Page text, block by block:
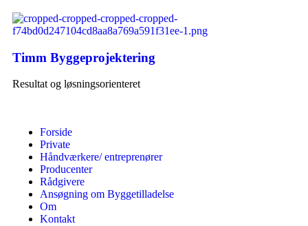
Timm Byggeprojektering
Resultat og løsningsorienteret
Forside
Private
Håndværkere/ entreprenører
Producenter
Rådgivere
Ansøgning om Byggetilladelse
Om
Kontakt